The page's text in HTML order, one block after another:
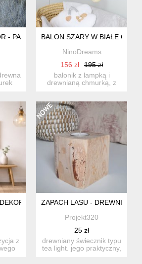
- PALONE DREWNO / BURSZTYN
BALON SZARY W BIAŁE
NinoDreams
156 zł
195 zł
balonik z lampką i
drewnianą chmurką, z
DUŻY OBRAZ Z MCHU
z
ZAPACH LASU - DREWNIANY
Projekt320
25 zł
drewniany świecznik typu
tea light. jego praktyczny,